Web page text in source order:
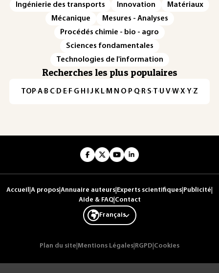
Ingénierie des transports
Innovation
Matériaux
Mécanique
Mesures - Analyses
Procédés chimie - bio - agro
Sciences fondamentales
Technologies de l'information
Recherches les plus populaires
TOP·A·B·C· D· E· F·G· H · ·J· K· L· M · N ·O· P·Q· R·S·T·U·V·W·X·Y·Z
Accueil A propos Annuaire auteurs Experts scientifiques Publicité
Aide & FAQ| Contact
Français
Plan du site Mentions Légales RGPD Cookies